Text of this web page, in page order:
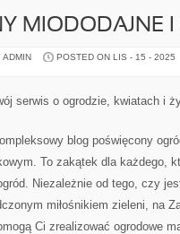
MIODODAJNE
ADMIN POSTED ON LIS - 15 - 2025
serwis o ogrodzie, kwiatach i
blog poświęcony
To zakątek dla każdego,
Niezależnie od tego, czy
miłośnikiem zieleni, na
Ci zrealizować ogrodowe